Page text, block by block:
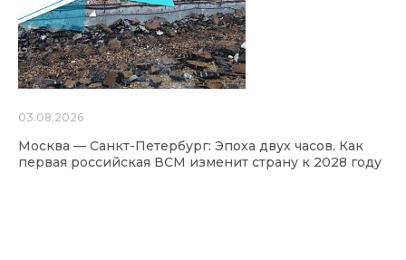
03.08.2026
Москва — Санкт-Петербург: Эпоха двух часов. Как
первая российская ВСМ изменит страну к 2028 году